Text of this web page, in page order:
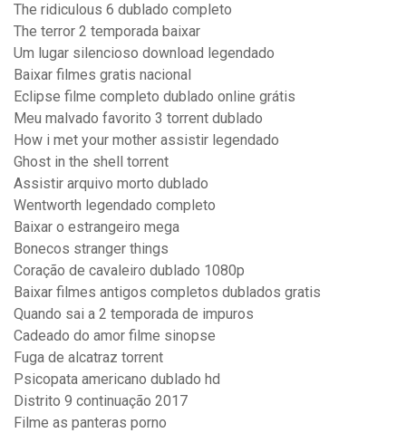
The ridiculous 6 dublado completo
The terror 2 temporada baixar
Um lugar silencioso download legendado
Baixar filmes gratis nacional
Eclipse filme completo dublado online grátis
Meu malvado favorito 3 torrent dublado
How i met your mother assistir legendado
Ghost in the shell torrent
Assistir arquivo morto dublado
Wentworth legendado completo
Baixar o estrangeiro mega
Bonecos stranger things
Coração de cavaleiro dublado 1080p
Baixar filmes antigos completos dublados gratis
Quando sai a 2 temporada de impuros
Cadeado do amor filme sinopse
Fuga de alcatraz torrent
Psicopata americano dublado hd
Distrito 9 continuação 2017
Filme as panteras porno